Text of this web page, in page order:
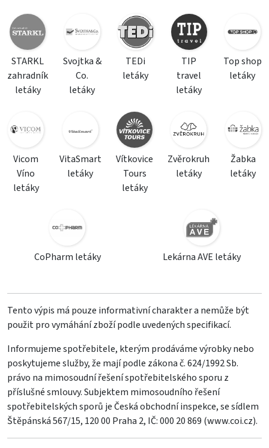
STARKL
zahradník
letáky
Svojtka &
Co.
letáky
TEDi
letáky
TIP
travel
letáky
Top shop
letáky
Vicom
Víno
letáky
VitaSmart
letáky
Vítkovice
Tours
letáky
Zvěrokruh
letáky
Žabka
letáky
CoPharm letáky Lekárna AVE letáky
Tento výpis má pouze informativní charakter a nemůže být
použit pro vymáhání zboží podle uvedených specifikací.
Informujeme spotřebitele, kterým prodáváme výrobky nebo
poskytujeme služby, že mají podle zákona č. 624/1992 Sb.
právo na mimosoudní řešení spotřebitelského sporu z
příslušné smlouvy. Subjektem mimosoudního řešení
spotřebitelských sporů je Česká obchodní inspekce, se sídlem
Štěpánská 567/15, 120 00 Praha 2, IČ: 000 20 869 (www.coi.cz).